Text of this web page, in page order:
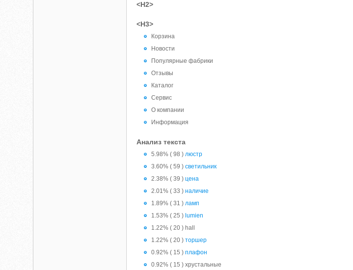
<H2>
<H3>
Корзина
Новости
Популярные фабрики
Отзывы
Каталог
Сервис
О компании
Информация
Анализ текста
5.98% ( 98 )люстр
3.60% ( 59 )светильник
2.38% ( 39 )цена
2.01% ( 33 )наличие
1.89% ( 31 )ламп
1.53% ( 25 ) lumien
1.22% ( 20 ) hall
1.22% ( 20 )торшер
0.92% ( 15 )плафон
0.92% ( 15 ) хрустальные